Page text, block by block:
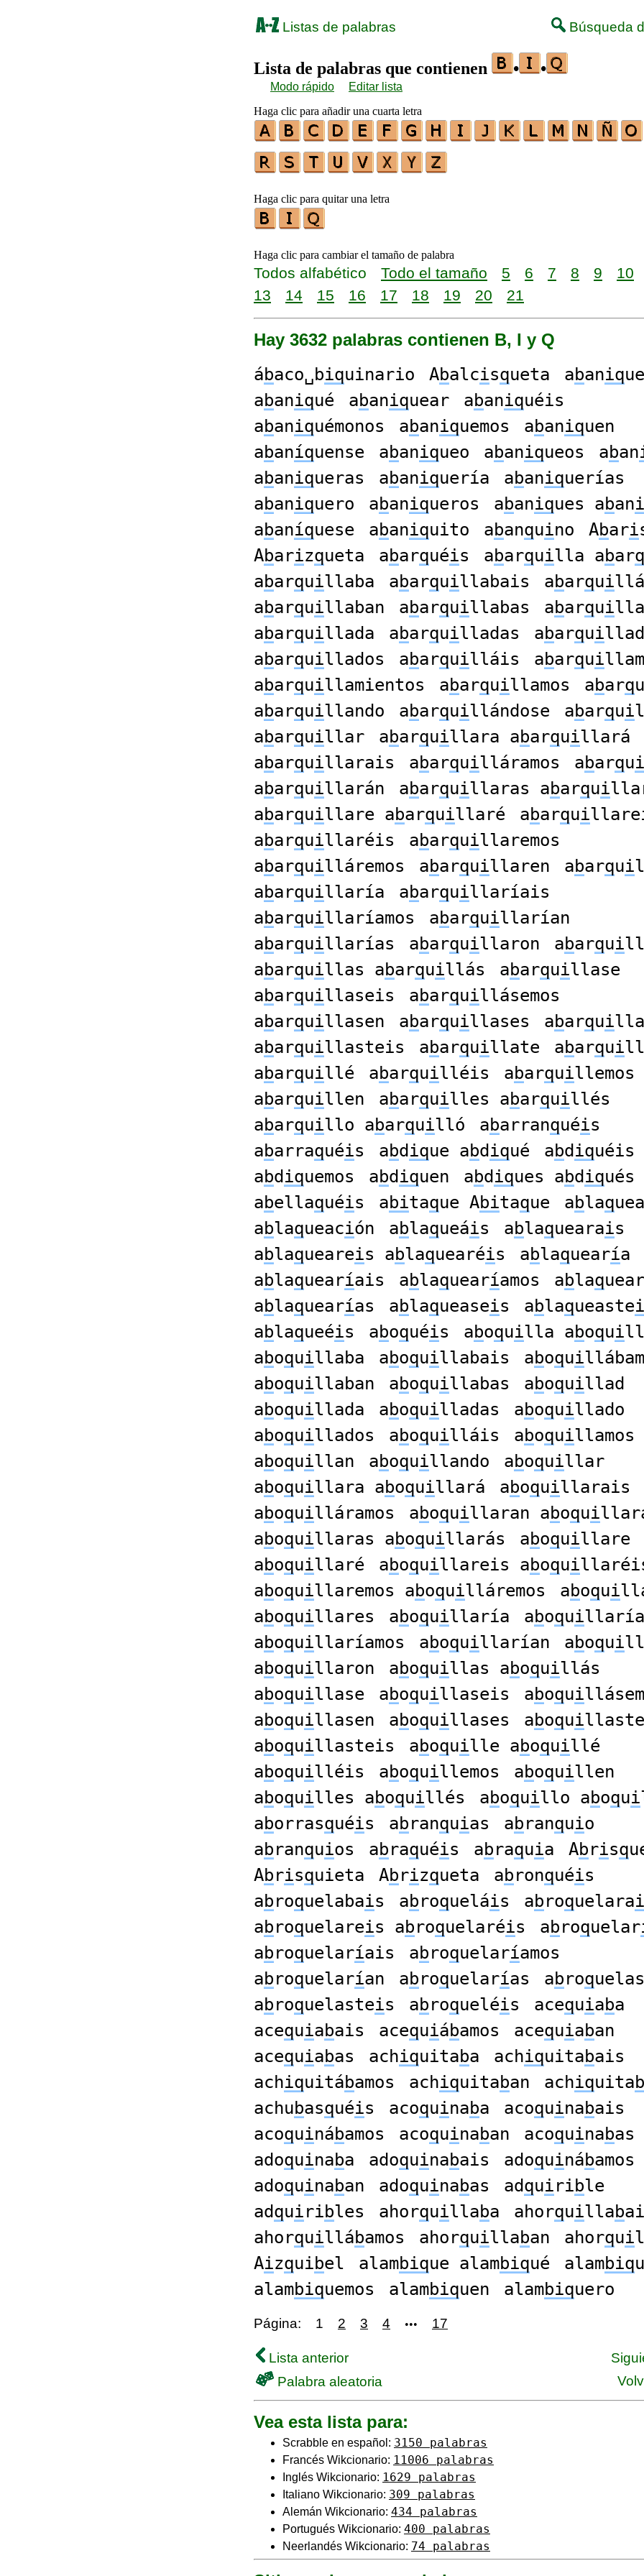
Listas de palabras Búsqueda
Lista de palabras que contienen • •
Modo rápido
Editar lista
Haga clic para añadir una cuarta letra
Haga clic para quitar una letra
Haga clic para cambiar el tamaño de palabra
Todos alfabético Todo el tamaño 5 6 7 8 9 10
13
14 15 16 17 18 19 20 21
Hay 3632 palabras contienen B, I y Q
ábaco␣biquinario Abalcisqueta abanique
abaniqué abaniquear abaniquéis
abaniquémonos abaniquemos abaniquen
abaníquense abaniqueo abaniqueos aban
abaniqueras abaniquería abaniquerías
abaniquero abaniqueros abaniques aban
abaníquese abaniquito abanquino Abari
Abarizqueta abarquéis abarquilla abarq
abarquillaba abarquillabais abarqui
abarquillaban abarquillabas abarqui
abarquillada abarquilladas abarqui
abarquillados abarquilláis abarqui
abarquillamientos abarquillamos abarqu
abarquillando abarquillándose abarqui
abarquillar abarquillara abarquillará
abarquillarais abarquilláramos abarqui
abarquillarán abarquillaras abarqui
abarquillare abarquillaré abarqui
abarquillaréis abarquillaremos
abarquilláremos abarquillaren abarqui
abarquillaría abarquillaríais
abarquillaríamos abarquillarían
abarquillarías abarquillaron abarqui
abarquillas abarquillás abarquillase
abarquillaseis abarquillásemos
abarquillasen abarquillases abarqui
abarquillasteis abarquillate abarqui
abarquillé abarquilléis abarquillemos
abarquillen abarquilles abarquillés
abarquillo abarquilló abarranquéis
abarraquéis abd ique abd iqué abd iquéis
abd iquemos abd iquen abd iques abd iqués
abellaquéis abitaque Abitaque ablaq
ablaqueación ablaqueáis ablaquearais
ablaqueareis ablaquearéis ablaquearía
ablaquearíais ablaquearíamos ablaquear
ablaquearías ablaqueaseis ablaqueastei
ablaqueéis aboquéis aboquilla aboqui
aboquillaba aboquillabais aboqui
aboquillaban aboquillabas aboquillad
aboquillada aboquilladas aboquillado
aboquillados aboquilláis aboquillamos
aboquillan aboquillando aboquillar
aboquillara aboquillará aboquillarais
aboquilláramos aboquillaran aboqui
aboquillaras aboquillarás aboquillare
aboquillaré aboquillareis aboqui
aboquillaremos aboquilláremos aboqui
aboquillares aboquillaría aboqui
aboquillaríamos aboquillarían aboqui
aboquillaron aboquillas aboquillás
aboquillase aboquillaseis aboqui
aboquillasen aboquillases aboquillaste
aboquillasteis aboquille aboquillé
aboquilléis aboquillemos aboquillen
aboquilles aboquillés aboquillo aboqui
aborrasquéis abranquias abranquio
abranquios abraquéis abraquia Abrisq
Abrisquieta Abrizqueta abronquéis
abroquelabais abroqueláis abroquelarai
abroquelareis abroquelaréis abroquelar
abroquelaríais abroquelaríamos
abroquelarían abroquelarías abroq
abroquelasteis abroqueléis acequiaba
acequiabais acequiábamos acequiaban
acequiabas achiquitaba achiquitabais
achiquitábamos achiquitaban achiquitab
achubasquéis acoquinaba acoquinabais
acoquinábamos acoquinaban acoquinabas
adoquinaba adoquinabais adoquinábamos
adoquinaban adoquinabas adquirible
adquiribles ahorquillaba ahorquillab
ahorquillábamos ahorquillaban ahorqui
Aizquibel alambique alambiqué alambiq
alambiquemos alambiquen alambiquero
Página: 1 2 3 4 ••• 17
Lista anterior
Palabra aleatoria
Vea esta lista para:
Scrabble en español: 3150 palabras
Francés Wikcionario: 11006 palabras
Inglés Wikcionario: 1629 palabras
Italiano Wikcionario: 309 palabras
Alemán Wikcionario: 434 palabras
Portugués Wikcionario: 400 palabras
Neerlandés Wikcionario: 74 palabras